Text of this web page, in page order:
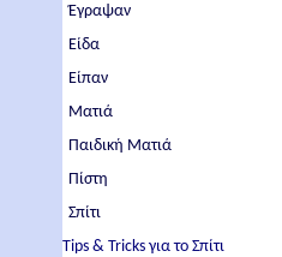
Έγραψαν
Είδα
Είπαν
Ματιά
Παιδική Ματιά
Πίστη
Σπίτι
Tips & Tricks για το Σπίτι